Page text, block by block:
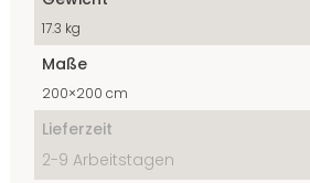
17.3 kg
Maße
200×200 cm
Lieferzeit
2-9 Arbeitstagen